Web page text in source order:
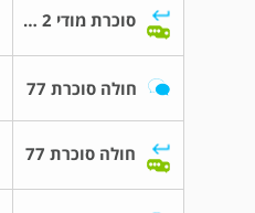
סוכרת מודי 2 והריון
חולה סוכרת 77
חולה סוכרת 77